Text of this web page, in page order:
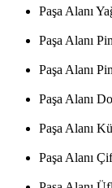
Paşa Alanı
Paşa Alanı
Paşa Alanı
Paşa Alanı
Paşa Alanı
Paşa Alanı